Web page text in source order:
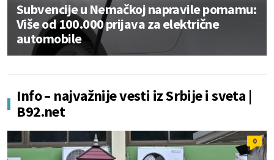
Subvencije u Nemačkoj napravile pomamu:
Više od 100.000 prijava za električne
automobile
Info – najvažnije vesti iz Srbije i sveta |
B92.net
0